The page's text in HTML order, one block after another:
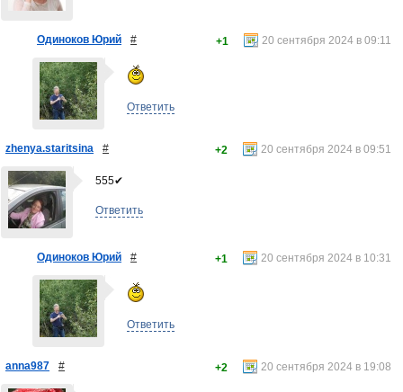
Одиноков Юрий # 20 сентября 2024 в 09:11
+1
Ответить
zhenya.staritsina # 20 сентября 2024 в 09:51
+2
555✔
Ответить
Одиноков Юрий # 20 сентября 2024 в 10:31
+1
Ответить
anna987 # 20 сентября 2024 в 19:08
+2